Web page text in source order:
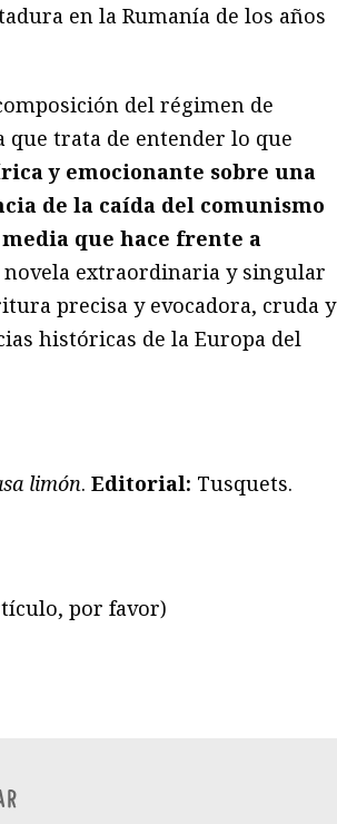
en la Rumanía de los años
del régimen de
que trata de entender lo que
y emocionante sobre una
de la caída del comunismo
que hace frente a
novela extraordinaria y singular
precisa y evocadora, cruda y
históricas de la Europa del
limón. Editorial: Tusquets.
por favor)